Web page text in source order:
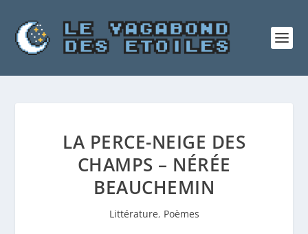
LA PERCE-NEIGE DES
CHAMPS – NÉRÉE
BEAUCHEMIN
Littérature, Poèmes